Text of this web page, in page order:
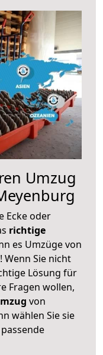
Umzug
Ecke oder
richtige
es Umzüge von
Sie nicht
Lösung für
Fragen wollen,
von
wählen Sie sie